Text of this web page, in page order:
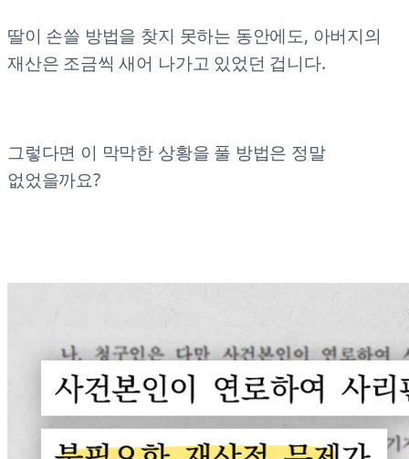
딸이 손쓸 방법을 찾지 못하는 동안에도, 아버지의
재산은 조금씩 새어 나가고 있었던 겁니다.
그렇다면 이 막막한 상황을 풀 방법은 정말
없었을까요?